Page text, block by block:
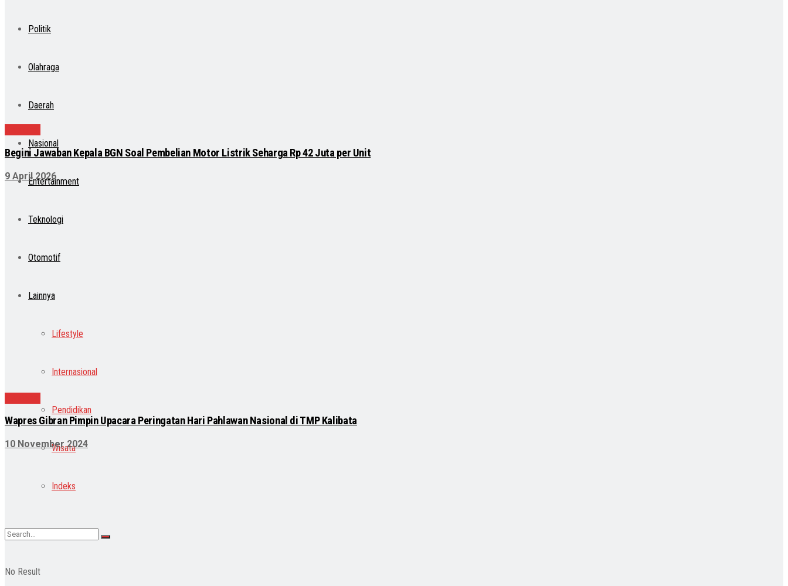
Politik
Olahraga
Daerah
Nasional
Entertainment
Teknologi
Otomotif
Lainnya
Lifestyle
Internasional
Pendidikan
Wisata
Indeks
No Result
Begini Jawaban Kepala BGN Soal Pembelian Motor Listrik Seharga Rp 42 Juta per Unit
9 April 2026
Wapres Gibran Pimpin Upacara Peringatan Hari Pahlawan Nasional di TMP Kalibata
10 November 2024